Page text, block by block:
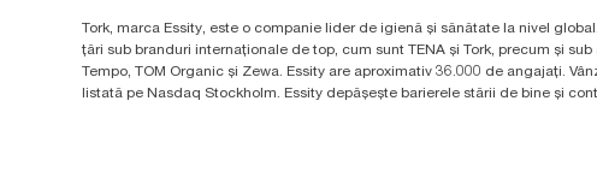
Tork, marca Essity, este o companie lider de igienă și sănătate la nivel
țări sub branduri internaționale de top, cum sunt TENA și Tork, precum și
Tempo, TOM Organic și Zewa. Essity are aproximativ 36.000 de angajați.
listată pe Nasdaq Stockholm. Essity depășește barierele stării de bine și